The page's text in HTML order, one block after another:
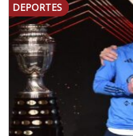
DEPORTES